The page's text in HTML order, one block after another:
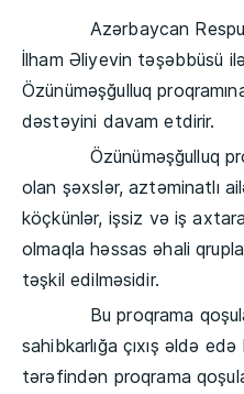
Azərbaycan
İlham Əliyevin təşəbbüsü
Özünüməşğulluq
dəstəyini davam etdirir.
Özünüməşğulluq
olan şəxslər, aztəminatlı
köçkünlər, işsiz və iş
olmaqla həssas əhali
təşkil edilməsidir.
Bu proqrama
sahibkarlığa çıxış əldə
tərəfindən proqrama